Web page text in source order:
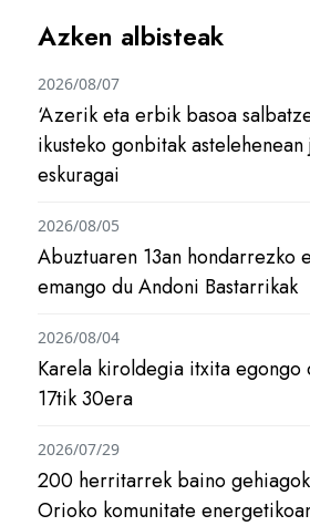
Azken albisteak
‘Azerik eta erbik basoa
ikusteko gonbitak
eskuragai
2026/08/07
Abuztuaren 13an hondarrezko
emango du Andoni Bastarrikak
2026/08/05
Karela kiroldegia itxita egongo
17tik 30era
2026/08/04
200 herritarrek baino
Orioko komunitate
2026/07/29